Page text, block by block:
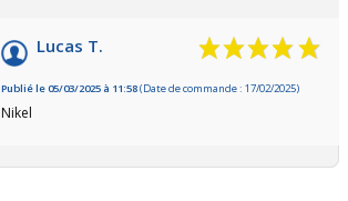
Lucas T.
Publié le 05/03/2025 à 11:58(Date de commande : 17/02/2025)
Nikel